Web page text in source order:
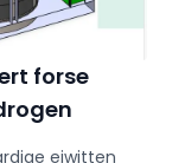
forse
eiwitten